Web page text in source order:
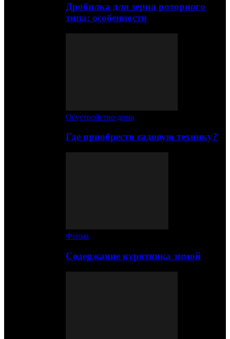
Дробилка для зерна роторного
типа: особенности
Обустройство дома
Где приобрести садовую технику?
Ферма
Содержание курятника зимой